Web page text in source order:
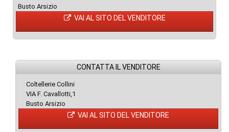
Busto Arsizio
VAI AL SITO DEL VENDITORE
CONTATTA IL VENDITORE
Coltellerie Collini
VIA F. Cavallotti,1
Busto Arsizio
VAI AL SITO DEL VENDITORE